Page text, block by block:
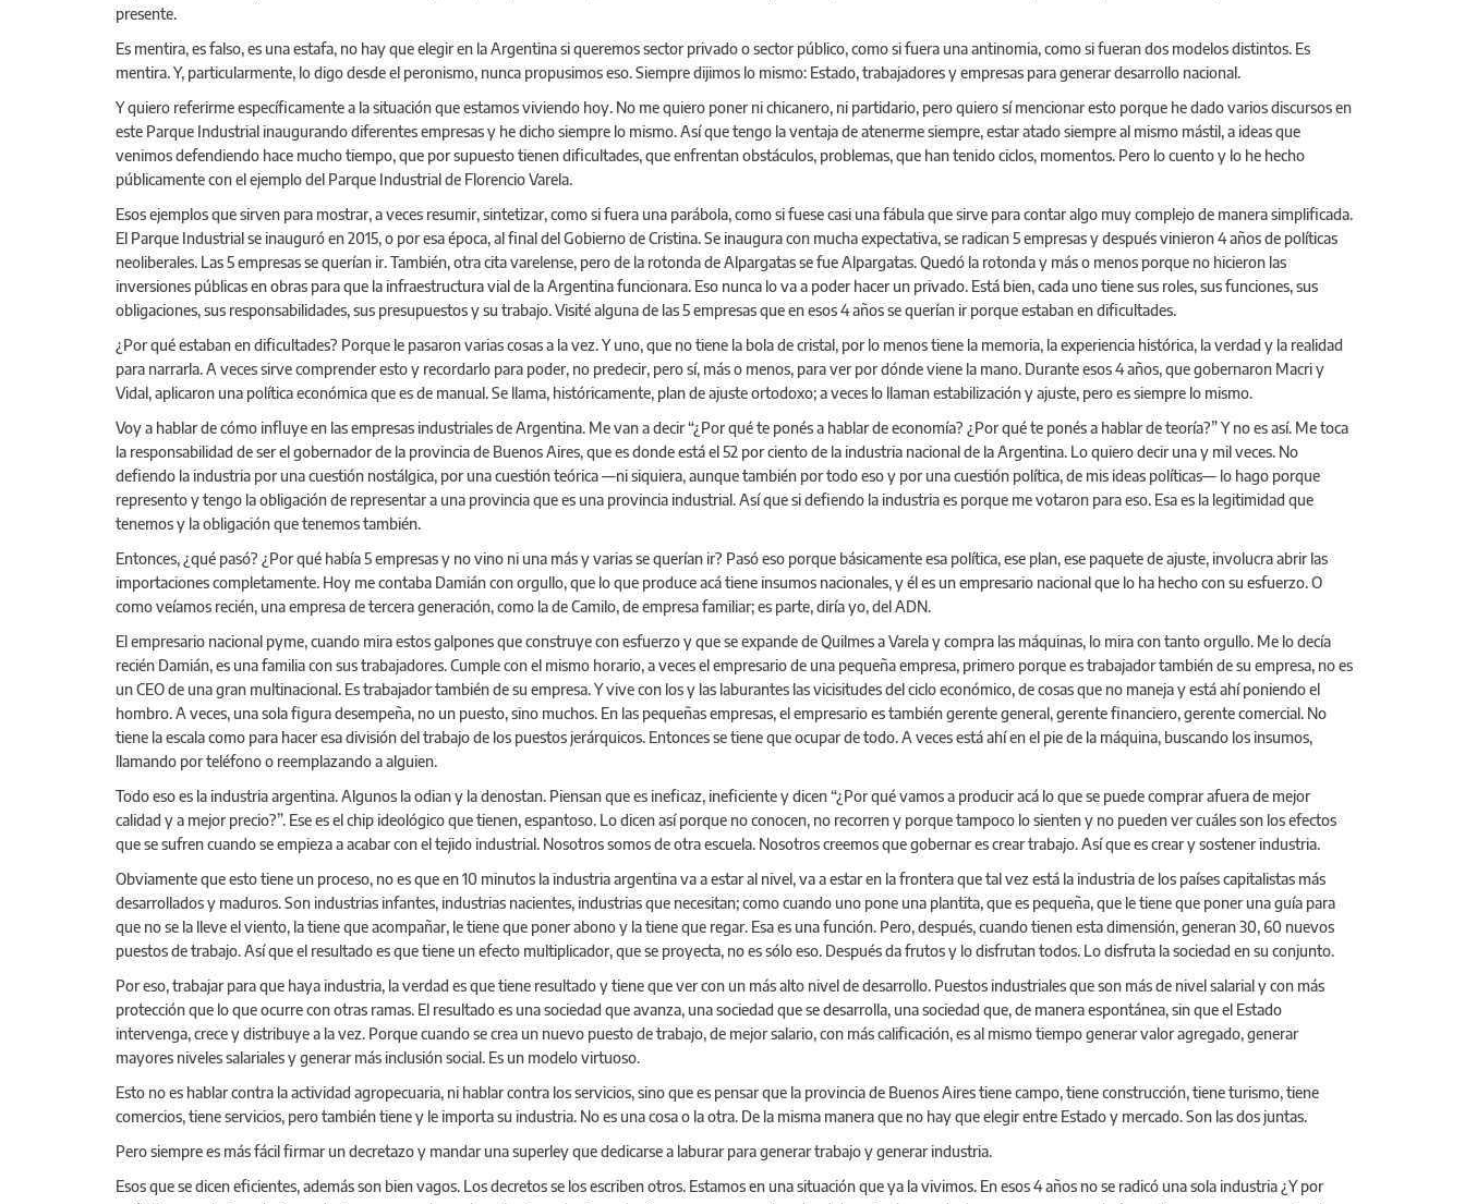
presente.
Es mentira, es falso, es una estafa, no hay que elegir en la Argentina si queremos sector privado o sector público, como si fuera una antinomia, como si fueran dos modelos distintos. Es
mentira. Y, particularmente, lo digo desde el peronismo, nunca propusimos eso. Siempre dijimos lo mismo: Estado, trabajadores y empresas para generar desarrollo nacional.
Y quiero referirme específicamente a la situación que estamos viviendo hoy. No me quiero poner ni chicanero, ni partidario, pero quiero sí mencionar esto porque he dado varios discursos en
este Parque Industrial inaugurando diferentes empresas y he dicho siempre lo mismo. Así que tengo la ventaja de atenerme siempre, estar atado siempre al mismo mástil, a ideas que
venimos defendiendo hace mucho tiempo, que por supuesto tienen dificultades, que enfrentan obstáculos, problemas, que han tenido ciclos, momentos. Pero lo cuento y lo he hecho
públicamente con el ejemplo del Parque Industrial de Florencio Varela.
Esos ejemplos que sirven para mostrar, a veces resumir, sintetizar, como si fuera una parábola, como si fuese casi una fábula que sirve para contar algo muy complejo de manera simplificada.
El Parque Industrial se inauguró en 2015, o por esa época, al final del Gobierno de Cristina. Se inaugura con mucha expectativa, se radican 5 empresas y después vinieron 4 años de políticas
neoliberales. Las 5 empresas se querían ir. También, otra cita varelense, pero de la rotonda de Alpargatas se fue Alpargatas. Quedó la rotonda y más o menos porque no hicieron las
inversiones públicas en obras para que la infraestructura vial de la Argentina funcionara. Eso nunca lo va a poder hacer un privado. Está bien, cada uno tiene sus roles, sus funciones, sus
obligaciones, sus responsabilidades, sus presupuestos y su trabajo. Visité alguna de las 5 empresas que en esos 4 años se querían ir porque estaban en dificultades.
¿Por qué estaban en dificultades? Porque le pasaron varias cosas a la vez. Y uno, que no tiene la bola de cristal, por lo menos tiene la memoria, la experiencia histórica, la verdad y la realidad
para narrarla. A veces sirve comprender esto y recordarlo para poder, no predecir, pero sí, más o menos, para ver por dónde viene la mano. Durante esos 4 años, que gobernaron Macri y
Vidal, aplicaron una política económica que es de manual. Se llama, históricamente, plan de ajuste ortodoxo; a veces lo llaman estabilización y ajuste, pero es siempre lo mismo.
Voy a hablar de cómo influye en las empresas industriales de Argentina. Me van a decir “¿Por qué te ponés a hablar de economía? ¿Por qué te ponés a hablar de teoría?” Y no es así. Me toca
la responsabilidad de ser el gobernador de la provincia de Buenos Aires, que es donde está el 52 por ciento de la industria nacional de la Argentina. Lo quiero decir una y mil veces. No
defiendo la industria por una cuestión nostálgica, por una cuestión teórica —ni siquiera, aunque también por todo eso y por una cuestión política, de mis ideas políticas— lo hago porque
represento y tengo la obligación de representar a una provincia que es una provincia industrial. Así que si defiendo la industria es porque me votaron para eso. Esa es la legitimidad que
tenemos y la obligación que tenemos también.
Entonces, ¿qué pasó? ¿Por qué había 5 empresas y no vino ni una más y varias se querían ir? Pasó eso porque básicamente esa política, ese plan, ese paquete de ajuste, involucra abrir las
importaciones completamente. Hoy me contaba Damián con orgullo, que lo que produce acá tiene insumos nacionales, y él es un empresario nacional que lo ha hecho con su esfuerzo. O
como veíamos recién, una empresa de tercera generación, como la de Camilo, de empresa familiar; es parte, diría yo, del ADN.
El empresario nacional pyme, cuando mira estos galpones que construye con esfuerzo y que se expande de Quilmes a Varela y compra las máquinas, lo mira con tanto orgullo. Me lo decía
recién Damián, es una familia con sus trabajadores. Cumple con el mismo horario, a veces el empresario de una pequeña empresa, primero porque es trabajador también de su empresa, no es
un CEO de una gran multinacional. Es trabajador también de su empresa. Y vive con los y las laburantes las vicisitudes del ciclo económico, de cosas que no maneja y está ahí poniendo el
hombro. A veces, una sola figura desempeña, no un puesto, sino muchos. En las pequeñas empresas, el empresario es también gerente general, gerente financiero, gerente comercial. No
tiene la escala como para hacer esa división del trabajo de los puestos jerárquicos. Entonces se tiene que ocupar de todo. A veces está ahí en el pie de la máquina, buscando los insumos,
llamando por teléfono o reemplazando a alguien.
Todo eso es la industria argentina. Algunos la odian y la denostan. Piensan que es ineficaz, ineficiente y dicen “¿Por qué vamos a producir acá lo que se puede comprar afuera de mejor
calidad y a mejor precio?”. Ese es el chip ideológico que tienen, espantoso. Lo dicen así porque no conocen, no recorren y porque tampoco lo sienten y no pueden ver cuáles son los efectos
que se sufren cuando se empieza a acabar con el tejido industrial. Nosotros somos de otra escuela. Nosotros creemos que gobernar es crear trabajo. Así que es crear y sostener industria.
Obviamente que esto tiene un proceso, no es que en 10 minutos la industria argentina va a estar al nivel, va a estar en la frontera que tal vez está la industria de los países capitalistas más
desarrollados y maduros. Son industrias infantes, industrias nacientes, industrias que necesitan; como cuando uno pone una plantita, que es pequeña, que le tiene que poner una guía para
que no se la lleve el viento, la tiene que acompañar, le tiene que poner abono y la tiene que regar. Esa es una función. Pero, después, cuando tienen esta dimensión, generan 30, 60 nuevos
puestos de trabajo. Así que el resultado es que tiene un efecto multiplicador, que se proyecta, no es sólo eso. Después da frutos y lo disfrutan todos. Lo disfruta la sociedad en su conjunto.
Por eso, trabajar para que haya industria, la verdad es que tiene resultado y tiene que ver con un más alto nivel de desarrollo. Puestos industriales que son más de nivel salarial y con más
protección que lo que ocurre con otras ramas. El resultado es una sociedad que avanza, una sociedad que se desarrolla, una sociedad que, de manera espontánea, sin que el Estado
intervenga, crece y distribuye a la vez. Porque cuando se crea un nuevo puesto de trabajo, de mejor salario, con más calificación, es al mismo tiempo generar valor agregado, generar
mayores niveles salariales y generar más inclusión social. Es un modelo virtuoso.
Esto no es hablar contra la actividad agropecuaria, ni hablar contra los servicios, sino que es pensar que la provincia de Buenos Aires tiene campo, tiene construcción, tiene turismo, tiene
comercios, tiene servicios, pero también tiene y le importa su industria. No es una cosa o la otra. De la misma manera que no hay que elegir entre Estado y mercado. Son las dos juntas.
Pero siempre es más fácil firmar un decretazo y mandar una superley que dedicarse a laburar para generar trabajo y generar industria.
Esos que se dicen eficientes, además son bien vagos. Los decretos se los escriben otros. Estamos en una situación que ya la vivimos. En esos 4 años no se radicó una sola industria ¿Y por